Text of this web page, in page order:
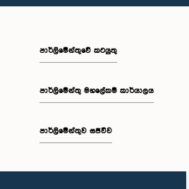
පාර්ලිමේන්තුවේ කටයුතු
පාර්ලිමේන්තු මහලේකම් කාර්යාලය
පාර්ලිමේන්තුව සජීවීව